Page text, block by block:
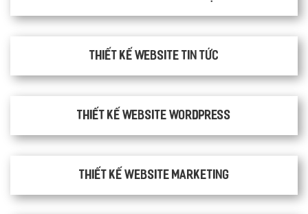
Thiết kế website tin tức
Thiết kế website WordPress
Thiết kế Website Marketing